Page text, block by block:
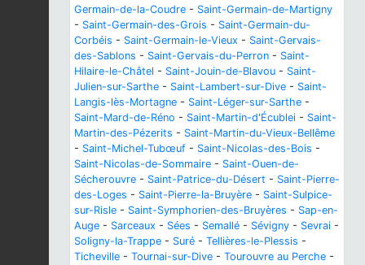
Germain-de-la-Coudre - Saint-Germain-de-Martigny
- Saint-Germain-des-Grois - Saint-Germain-du-
Corbéis - Saint-Germain-le-Vieux - Saint-Gervais-
des-Sablons - Saint-Gervais-du-Perron - Saint-
Hilaire-le-Châtel - Saint-Jouin-de-Blavou - Saint-
Julien-sur-Sarthe - Saint-Lambert-sur-Dive - Saint-
Langis-lès-Mortagne - Saint-Léger-sur-Sarthe -
Saint-Mard-de-Réno - Saint-Martin-d'Écublei - Saint-
Martin-des-Pézerits - Saint-Martin-du-Vieux-Bellême
- Saint-Michel-Tubœuf - Saint-Nicolas-des-Bois -
Saint-Nicolas-de-Sommaire - Saint-Ouen-de-
Sécherouvre - Saint-Patrice-du-Désert - Saint-Pierre-
des-Loges - Saint-Pierre-la-Bruyère - Saint-Sulpice-
sur-Risle - Saint-Symphorien-des-Bruyères - Sap-en-
Auge - Sarceaux - Sées - Semallé - Sévigny - Sevrai -
Soligny-la-Trappe - Suré - Tellières-le-Plessis -
Ticheville - Tournai-sur-Dive - Tourouvre au Perche -